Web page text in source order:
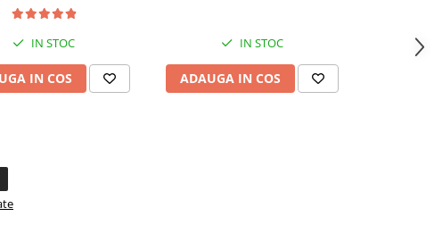
IN STOC
IN COS
IN STOC
ADAUGA IN COS